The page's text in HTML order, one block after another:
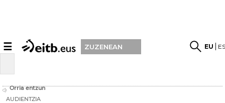
☰ ZUZENEAN EU
Orria entzun
AUDIENTZIA